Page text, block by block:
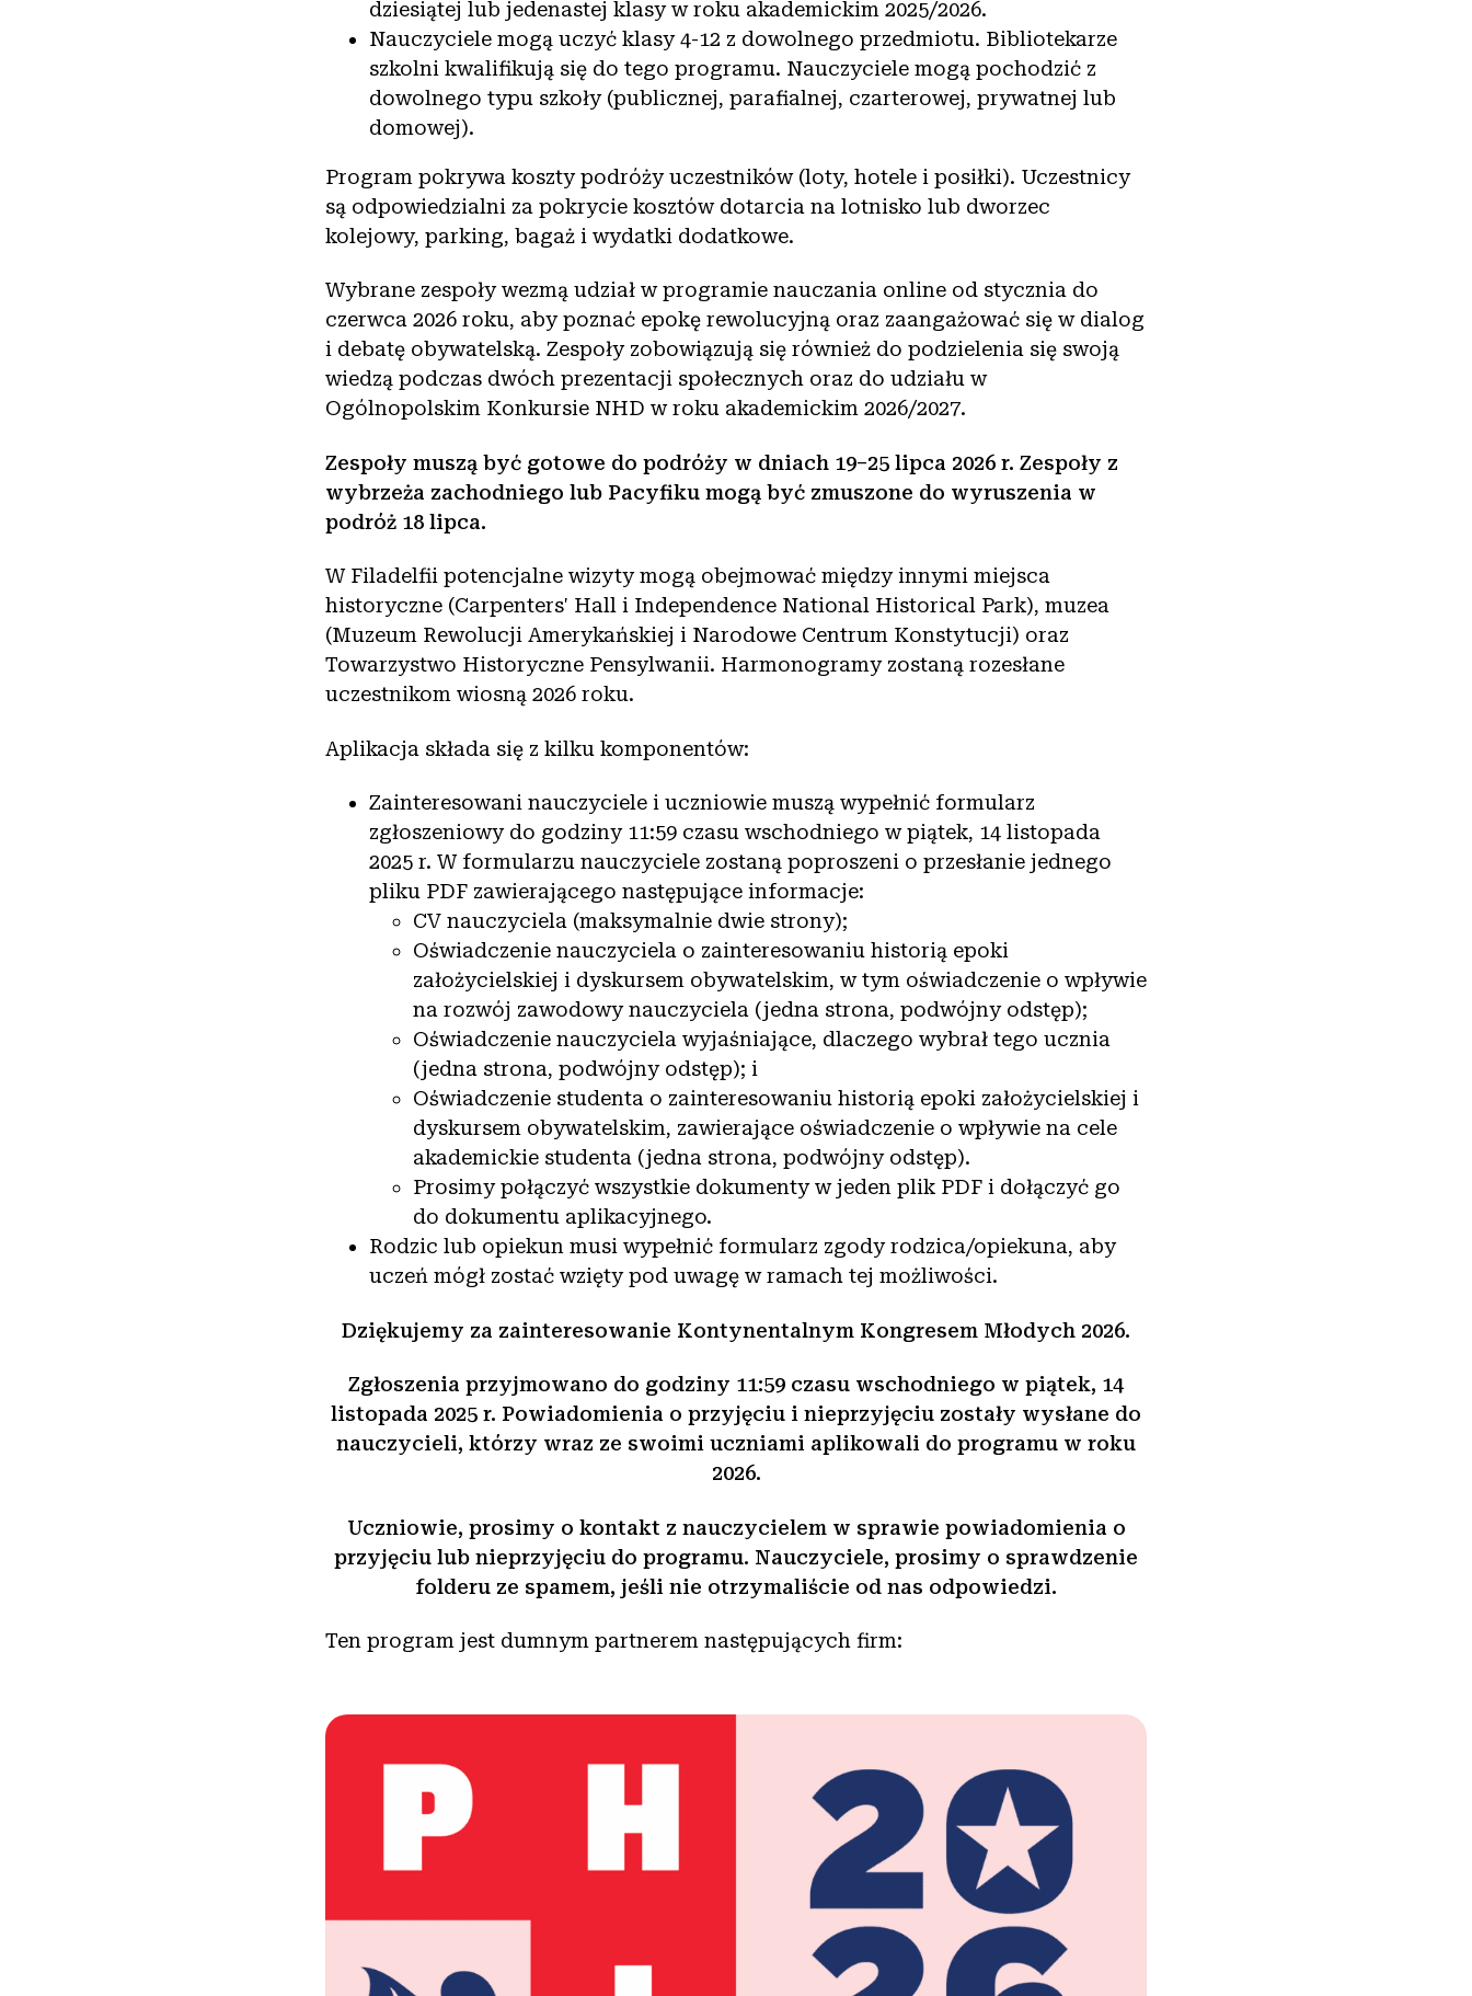
dziesiątej lub jedenastej klasy w roku akademickim 2025/2026.
Nauczyciele mogą uczyć klasy 4-12 z dowolnego przedmiotu. Bibliotekarze
szkolni kwalifikują się do tego programu. Nauczyciele mogą pochodzić z
dowolnego typu szkoły (publicznej, parafialnej, czarterowej, prywatnej lub
domowej).
Program pokrywa koszty podróży uczestników (loty, hotele i posiłki). Uczestnicy
są odpowiedzialni za pokrycie kosztów dotarcia na lotnisko lub dworzec
kolejowy, parking, bagaż i wydatki dodatkowe.
Wybrane zespoły wezmą udział w programie nauczania online od stycznia do
czerwca 2026 roku, aby poznać epokę rewolucyjną oraz zaangażować się w dialog
i debatę obywatelską. Zespoły zobowiązują się również do podzielenia się swoją
wiedzą podczas dwóch prezentacji społecznych oraz do udziału w
Ogólnopolskim Konkursie NHD w roku akademickim 2026/2027.
Zespoły muszą być gotowe do podróży w dniach 19–25 lipca 2026 r. Zespoły z
wybrzeża zachodniego lub Pacyfiku mogą być zmuszone do wyruszenia w
podróż 18 lipca.
W Filadelfii potencjalne wizyty mogą obejmować między innymi miejsca
historyczne (Carpenters' Hall i Independence National Historical Park), muzea
(Muzeum Rewolucji Amerykańskiej i Narodowe Centrum Konstytucji) oraz
Towarzystwo Historyczne Pensylwanii. Harmonogramy zostaną rozesłane
uczestnikom wiosną 2026 roku.
Aplikacja składa się z kilku komponentów:
Zainteresowani nauczyciele i uczniowie muszą wypełnić formularz
zgłoszeniowy do godziny 11:59 czasu wschodniego w piątek, 14 listopada
2025 r. W formularzu nauczyciele zostaną poproszeni o przesłanie jednego
pliku PDF zawierającego następujące informacje:
CV nauczyciela (maksymalnie dwie strony);
Oświadczenie nauczyciela o zainteresowaniu historią epoki
założycielskiej i dyskursem obywatelskim, w tym oświadczenie o wpływie
na rozwój zawodowy nauczyciela (jedna strona, podwójny odstęp);
Oświadczenie nauczyciela wyjaśniające, dlaczego wybrał tego ucznia
(jedna strona, podwójny odstęp); i
Oświadczenie studenta o zainteresowaniu historią epoki założycielskiej i
dyskursem obywatelskim, zawierające oświadczenie o wpływie na cele
akademickie studenta (jedna strona, podwójny odstęp).
Prosimy połączyć wszystkie dokumenty w jeden plik PDF i dołączyć go
do dokumentu aplikacyjnego.
Rodzic lub opiekun musi wypełnić formularz zgody rodzica/opiekuna, aby
uczeń mógł zostać wzięty pod uwagę w ramach tej możliwości.
Dziękujemy za zainteresowanie Kontynentalnym Kongresem Młodych 2026.
Zgłoszenia przyjmowano do godziny 11:59 czasu wschodniego w piątek, 14
listopada 2025 r. Powiadomienia o przyjęciu i nieprzyjęciu zostały wysłane do
nauczycieli, którzy wraz ze swoimi uczniami aplikowali do programu w roku
2026.
Uczniowie, prosimy o kontakt z nauczycielem w sprawie powiadomienia o
przyjęciu lub nieprzyjęciu do programu. Nauczyciele, prosimy o sprawdzenie
folderu ze spamem, jeśli nie otrzymaliście od nas odpowiedzi.
Ten program jest dumnym partnerem następujących firm: